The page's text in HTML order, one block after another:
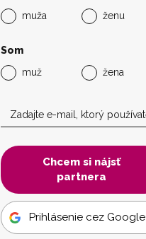
muža
ženu
Som
muž
žena
Chcem si nájsť
partnera
Prihlásenie cez Google